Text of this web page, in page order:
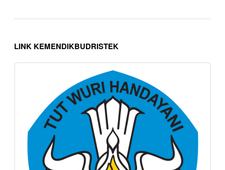
LINK KEMENDIKBUDRISTEK